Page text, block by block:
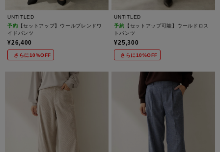
UNTITLED
予約 【セットアップ】ウールブレンドワ
イドパンツ
¥26,400
さらに10%OFF
UNTITLED
予約 【セットアップ可能】ウールドロス
トパンツ
¥25,300
さらに10%OFF